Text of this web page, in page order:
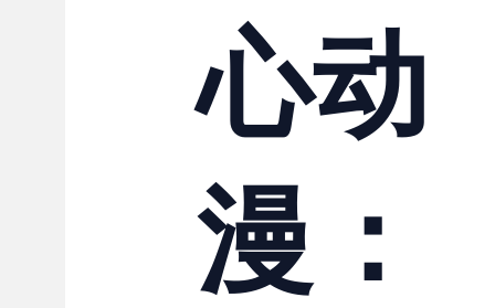
榜单排行
投稿交流
心动
漫：